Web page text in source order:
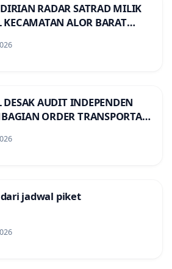
RADAR SATRAD MILIK
ALOR BARAT
ALOR
AUDIT INDEPENDEN
ORDER TRANSPORTASI
jadwal piket